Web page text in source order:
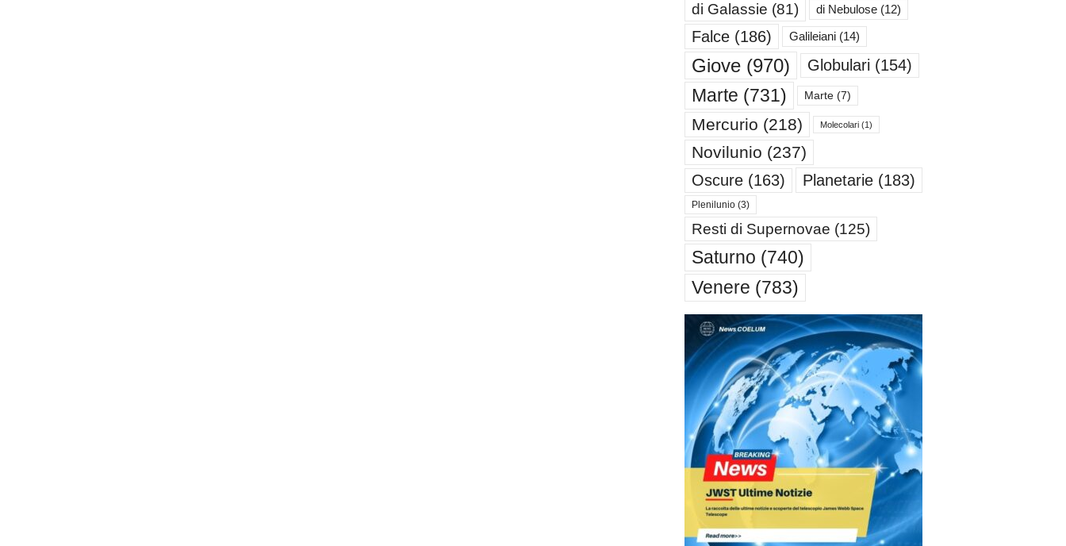
di Galassie (81) di Nebulose(12)
Falce(186) Galileiani(14)
Giove(970) Globulari (154)
Marte (731) Marte(7)
Mercurio (218) Molecolari(1)
Novilunio (237)
Oscure(163) Planetarie(183)
Plenilunio(3)
Resti di Supernovae (125)
Saturno (740)
Venere (783)